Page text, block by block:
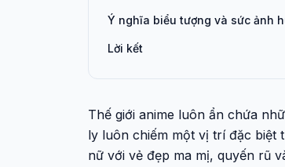
Ý nghĩa biểu tượng và sức ảnh
Lời kết
Thế giới anime luôn ẩn chứa
ly luôn chiếm một vị trí đặc biệt
nữ với vẻ đẹp ma mị, quyến rũ